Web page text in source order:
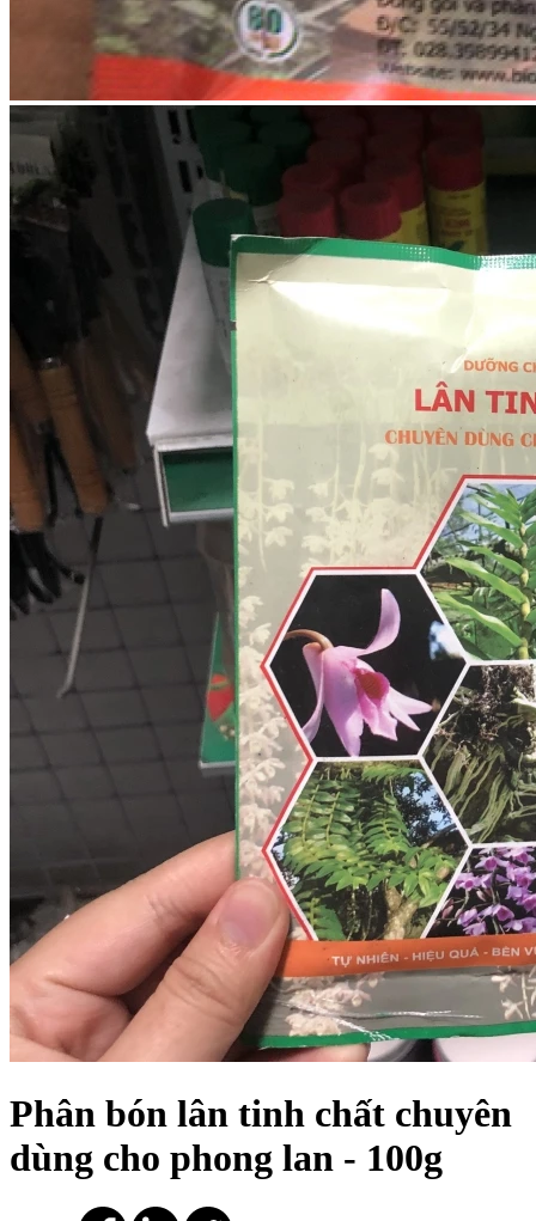
Phân bón lân tinh chất chuyên
dùng cho phong lan - 100g